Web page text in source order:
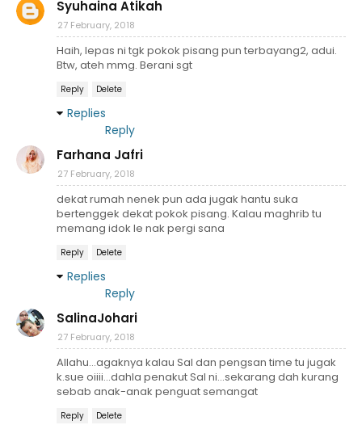
Syuhaina Atikah
27 February, 2018
Haih, lepas ni tgk pokok pisang pun terbayang2, adui.
Btw, ateh mmg. Berani sgt
Reply Delete
Replies
Reply
Farhana Jafri
27 February, 2018
dekat rumah nenek pun ada jugak hantu suka
bertenggek dekat pokok pisang. Kalau maghrib tu
memang idok le nak pergi sana
Reply Delete
Replies
Reply
SalinaJohari
27 February, 2018
Allahu...agaknya kalau Sal dan pengsan time tu jugak
k.sue oiiii...dahla penakut Sal ni...sekarang dah kurang
sebab anak-anak penguat semangat
Reply Delete